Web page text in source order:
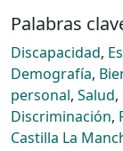
Palabras
Discapacidad,
Demografía,
personal, Salud,
Discriminación,
Castilla La